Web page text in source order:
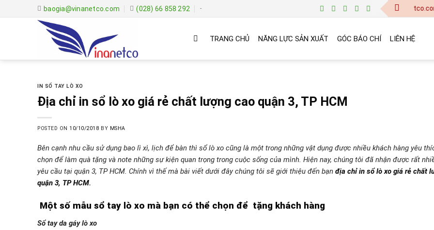
to
baogia@vinanetco.com (028) 66 858 292 - baogia@vinanetco.com |
TRANG CHỦ NĂNG LỰC SẢN XUẤT GÓC BÁO CHÍ LIÊN HỆ
IN SỔ TAY LÒ XO
Địa chỉ in sổ lò xo giá rẻ chất lượng cao quận 3, TP HCM
POSTED ON 10/10/2018 BY MSHA
Bên cạnh nhu cầu sử dụng bao lì xì, lịch để bàn thì sổ lò xo cũng là một trong những vật dụng được nhiều khách hàng yêu
chọn để làm quà tặng và note những sự kiện quan trọng trong cuộc sống của mình. Hiện nay, chúng tôi đã nhận được rất
yêu cầu tại quận 3, TP HCM. Chính vì thế mà bài viết dưới đây chúng tôi sẽ giới thiệu đến bạn địa chỉ in sổ lò xo giá rẻ chất
quận 3, TP HCM.
Một số mẫu sổ tay lò xo mà bạn có thể chọn để tặng khách hàng
Sổ tay da gáy lò xo